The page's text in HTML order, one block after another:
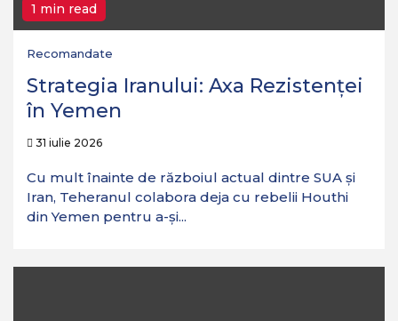
1 min read
Recomandate
Strategia Iranului: Axa Rezistenței
în Yemen
31 iulie 2026
Cu mult înainte de războiul actual dintre SUA și
Iran, Teheranul colabora deja cu rebelii Houthi
din Yemen pentru a-și...